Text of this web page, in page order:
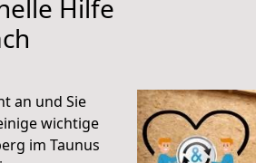
Hilfe
an und Sie
wichtige
im Taunus